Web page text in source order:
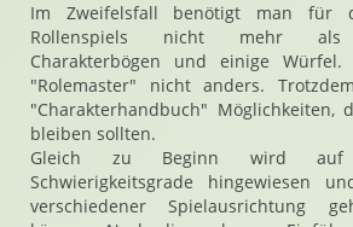
Im Zweifelsfall benötigt man für
Rollenspiels nicht mehr als
Charakterbögen und einige
"Rolemaster" nicht anders.
"Charakterhandbuch" Möglichkeiten,
bleiben sollten.
Gleich zu Beginn wird auf
Schwierigkeitsgrade hingewiesen
verschiedener Spielausrichtung